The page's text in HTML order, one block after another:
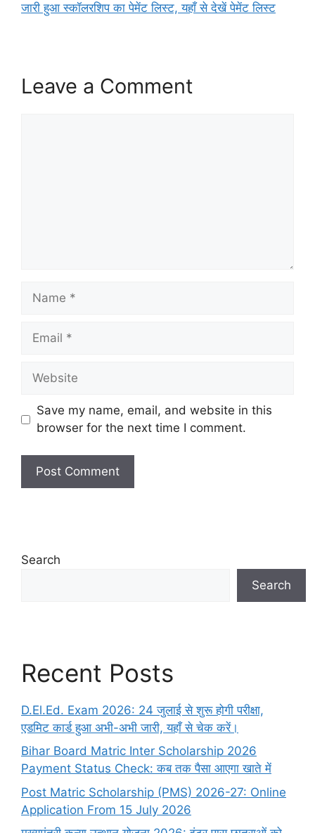
जारी हुआ स्कॉलरशिप का पेमेंट लिस्ट, यहाँ से देखें पेमेंट लिस्ट
Leave a Comment
Name
Email
Website
Save my name, email, and website in this
browser for the next time I comment.
Search
Search
Recent Posts
D.El.Ed. Exam 2026: 24 जुलाई से शुरू होगी परीक्षा,
एडमिट कार्ड हुआ अभी-अभी जारी, यहाँ से चेक करें।
Bihar Board Matric Inter Scholarship 2026
Payment Status Check: कब तक पैसा आएगा खाते में
Post Matric Scholarship (PMS) 2026-27: Online
Application From 15 July 2026